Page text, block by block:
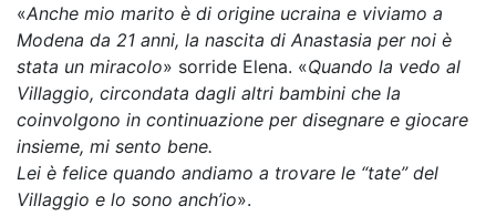
«Anche mio marito è di origine ucraina e viviamo a
Modena da 21 anni, la nascita di Anastasia per noi è
stata un miracolo» sorride Elena. «Quando la vedo al
Villaggio, circondata dagli altri bambini che la
coinvolgono in continuazione per disegnare e giocare
insieme, mi sento bene.
Lei è felice quando andiamo a trovare le “tate” del
Villaggio e lo sono anch’io».